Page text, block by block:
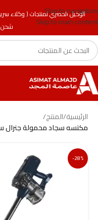
الوكيل الحصري لمنتجات ( وكلاء
شحن
Skip to navigation
Skip to main content
الرئيسية/المنتج/
مكنسه سجاد محمولة جنرال سوبريم 600
-28%